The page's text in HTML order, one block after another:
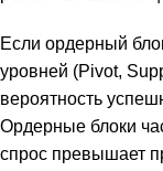
Если ордерный
уровней (Pivot,
вероятность
Ордерные блоки
спрос превышает